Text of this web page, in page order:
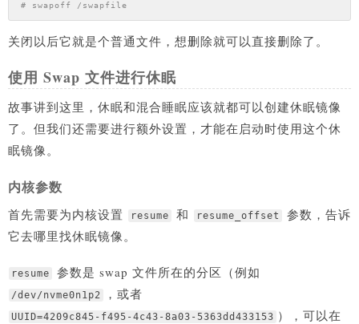
# swapoff /swapfile
关闭以后它就是个普通文件，想删除就可以直接删除了。
使用 Swap 文件进行休眠
故事讲到这里，休眠和混合睡眠应该就都可以创建休眠镜像
了。但我们还需要进行额外设置，才能在启动时使用这个休
眠镜像。
内核参数
首先需要为内核设置 resume 和 resume_offset
参数，告诉
它去哪里找休眠镜像。
resume 参数是 swap 文件所在的分区（例如
/dev/nvme0n1p2 ，或者
UUID=4209c845-f495-4c43-8a03-5363dd433153 ），可以在